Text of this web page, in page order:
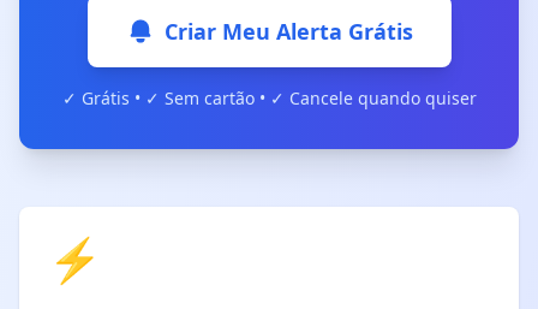
Criar Meu Alerta Grátis
✓ Grátis • ✓ Sem cartão • ✓ Cancele quando quiser
⚡